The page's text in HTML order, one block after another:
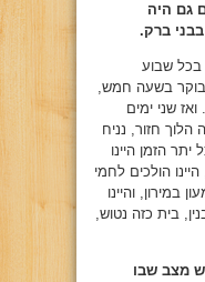
גם היה
ברק.
בכל שבוע
בבוקר בשעה חמש,
שני ימים
הלוך חזור, נניח
יתר הזמן היינו
הולכים לחמי
במירון, והיינו
בית כזה נטוש,
מצב שבו